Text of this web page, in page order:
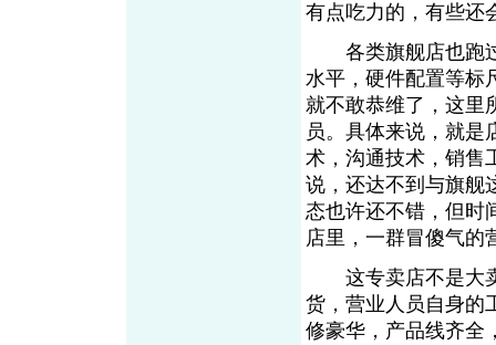
有点吃力的，有些还
各类旗舰店也跑过
水平，硬件配置等标
就不敢恭维了，这里
员。具体来说，就是
术，沟通技术，销售
说，还达不到与旗舰
态也许还不错，但时
店里，一群冒傻气的
这专卖店不是大卖
货，营业人员自身的
修豪华，产品线齐全